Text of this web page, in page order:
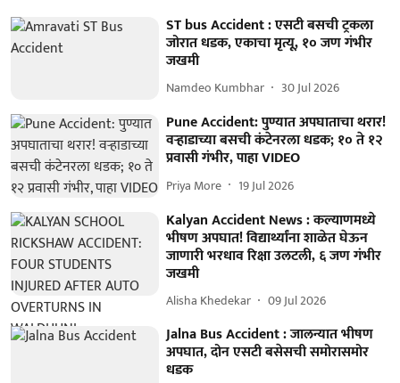
ST bus Accident : एसटी बसची ट्रकला
जोरात धडक, एकाचा मृत्यू, १० जण गंभीर
जखमी
Namdeo Kumbhar 30 Jul 2026
Pune Accident: पुण्यात अपघाताचा थरार!
वऱ्हाडाच्या बसची कंटेनरला धडक; १० ते १२
प्रवासी गंभीर, पाहा VIDEO
Priya More 19 Jul 2026
Kalyan Accident News : कल्याणमध्ये
भीषण अपघात! विद्यार्थ्यांना शाळेत घेऊन
जाणारी भरधाव रिक्षा उलटली, ६ जण गंभीर
जखमी
Alisha Khedekar 09 Jul 2026
Jalna Bus Accident : जालन्यात भीषण
अपघात, दोन एसटी बसेसची समोरासमोर
धडक